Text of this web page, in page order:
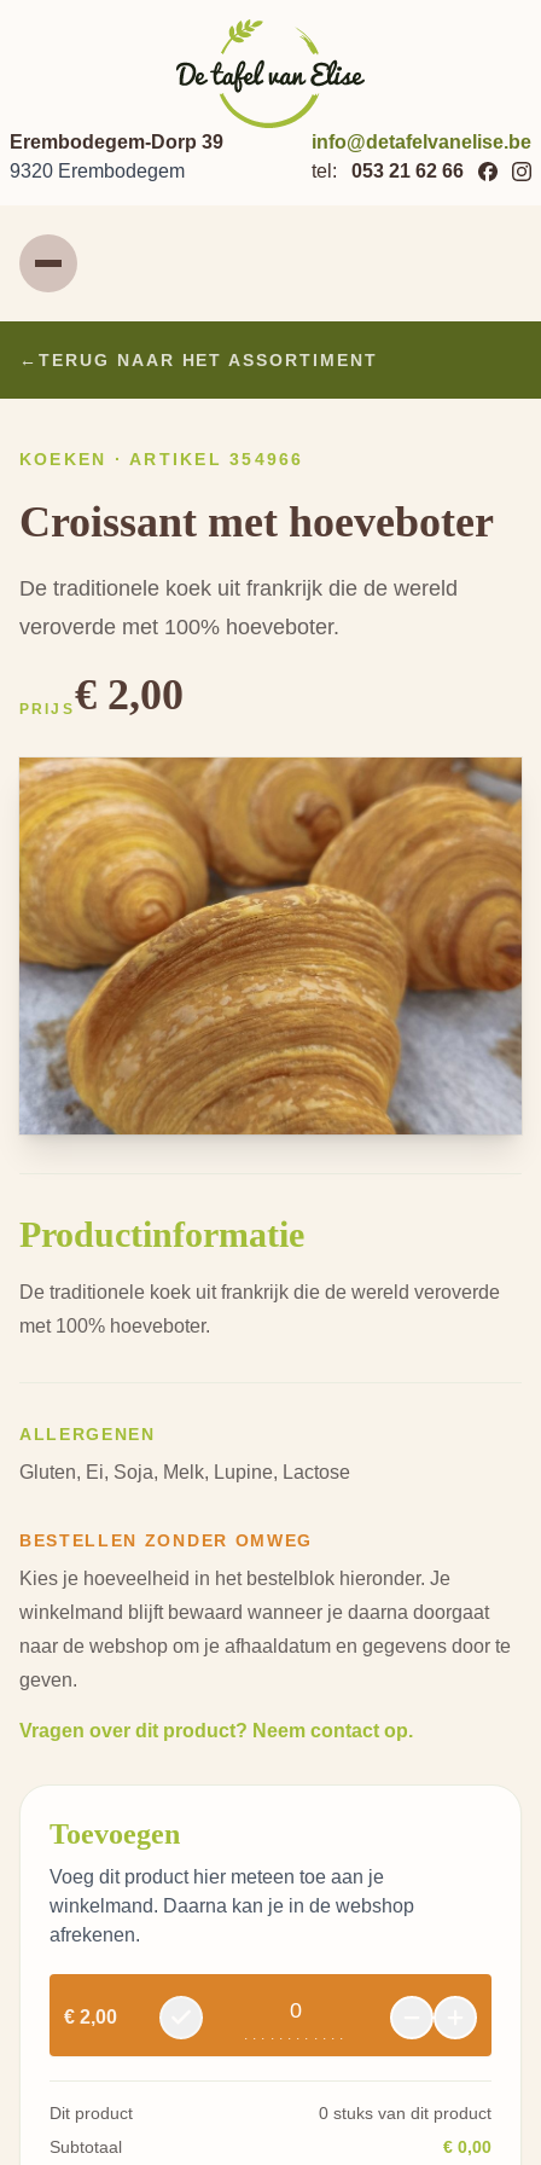
Erembodegem-Dorp 39
9320 Erembodegem
info@detafelvanelise.be
tel:
053 21 62 66
Menu
← TERUG NAAR HET ASSORTIMENT
KOEKEN · ARTIKEL 354966
Croissant met hoeveboter
De traditionele koek uit frankrijk die de wereld
veroverde met 100% hoeveboter.
PRIJS€ 2,00
Productinformatie
De traditionele koek uit frankrijk die de wereld veroverde
met 100% hoeveboter.
ALLERGENEN
Gluten, Ei, Soja, Melk, Lupine, Lactose
BESTELLEN ZONDER OMWEG
Kies je hoeveelheid in het bestelblok hieronder. Je
winkelmand blijft bewaard wanneer je daarna doorgaat
naar de webshop om je afhaaldatum en gegevens door te
geven.
Vragen over dit product? Neem contact op.
Toevoegen
Voeg dit product hier meteen toe aan je
winkelmand. Daarna kan je in de webshop
afrekenen.
€ 2,00 0
............
Dit product
0 stuks van dit product
Subtotaal
€ 0,00